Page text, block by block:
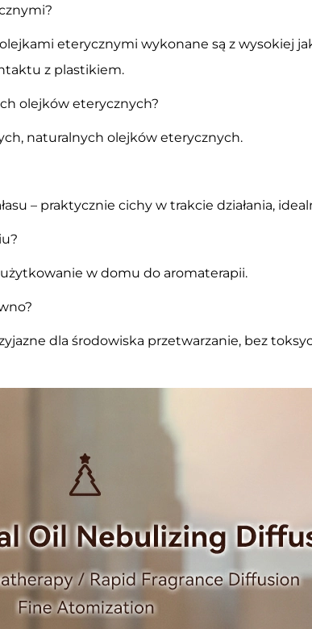
eterycznymi wykonane są z wysokiej
z plastikiem.
olejków eterycznych?
naturalnych olejków eterycznych.
– praktycznie cichy w trakcie działania,
użytkowanie w domu do aromaterapii.
dla środowiska przetwarzanie, bez